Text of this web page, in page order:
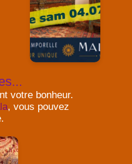
votre bonheur.
, vous pouvez